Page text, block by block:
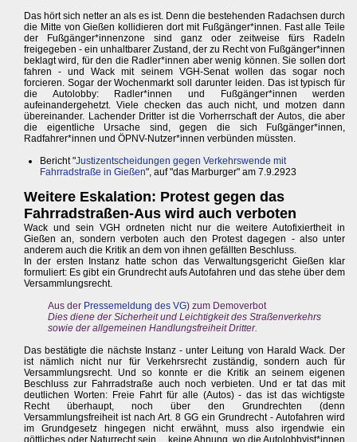
Das hört sich netter an als es ist. Denn die bestehenden Radachsen durch
die Mitte von Gießen kollidieren dort mit Fußgänger*innen. Fast alle Teile
der Fußgänger*innenzone sind ganz oder zeitweise fürs Radeln
freigegeben - ein unhaltbarer Zustand, der zu Recht von Fußgänger*innen
beklagt wird, für den die Radler*innen aber wenig können. Sie sollen dort
fahren - und Wack mit seinem VGH-Senat wollen das sogar noch
forcieren. Sogar der Wochenmarkt soll darunter leiden. Das ist typisch für
die Autolobby: Radler*innen und Fußgänger*innen werden
aufeinandergehetzt. Viele checken das auch nicht, und motzen dann
übereinander. Lachender Dritter ist die Vorherrschaft der Autos, die aber
die eigentliche Ursache sind, gegen die sich Fußgänger*innen,
Radfahrer*innen und ÖPNV-Nutzer*innen verbünden müssten.
Bericht "Justizentscheidungen gegen Verkehrswende mit
Fahrradstraße in Gießen", auf "das Marburger" am 7.9.2923
Weitere Eskalation: Protest gegen das
Fahrradstraßen-Aus wird auch verboten
Wack und sein VGH ordneten nicht nur die weitere Autofixiertheit in
Gießen an, sondern verboten auch den Protest dagegen - also unter
anderem auch die Kritik an dem von ihnen gefällten Beschluss.
In der ersten Instanz hatte schon das Verwaltungsgericht Gießen klar
formuliert: Es gibt ein Grundrecht aufs Autofahren und das stehe über dem
Versammlungsrecht.
Aus der Pressemeldung des VG) zum Demoverbot
Dies diene der Sicherheit und Leichtigkeit des Straßenverkehrs
sowie der allgemeinen Handlungsfreiheit Dritter.
Das bestätigte die nächste Instanz - unter Leitung von Harald Wack. Der
ist nämlich nicht nur für Verkehrsrecht zuständig, sondern auch für
Versammlungsrecht. Und so konnte er die Kritik an seinem eigenen
Beschluss zur Fahrradstraße auch noch verbieten. Und er tat das mit
deutlichen Worten: Freie Fahrt für alle (Autos) - das ist das wichtigste
Recht überhaupt, noch über den Grundrechten (denn
Versammlungsfreiheit ist nach Art. 8 GG ein Grundrecht - Autofahren wird
im Grundgesetz hingegen nicht erwähnt, muss also irgendwie ein
göttliches oder Naturrecht sein ... keine Ahnung, wo die Autolobbyist*innen